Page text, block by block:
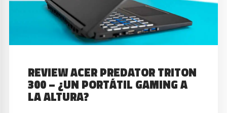
REVIEW ACER PREDATOR TRITON
300 – ¿UN PORTÁTIL GAMING A
LA ALTURA?